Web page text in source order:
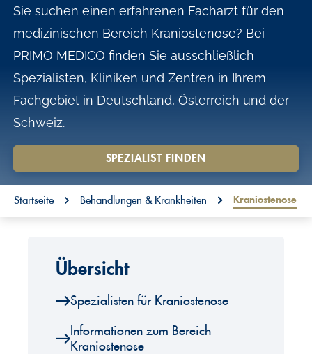
Sie suchen einen erfahrenen Facharzt für den
medizinischen Bereich Kraniostenose? Bei
PRIMO MEDICO finden Sie ausschließlich
Spezialisten, Kliniken und Zentren in Ihrem
Fachgebiet in Deutschland, Österreich und der
Schweiz.
SPEZIALIST FINDEN
You are here:
Startseite Behandlungen & Krankheiten Kraniostenose
Übersicht
Spezialisten für Kraniostenose
Informationen zum Bereich
Kraniostenose